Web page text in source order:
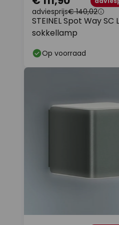
STEINEL Spot Way SC
sokkellamp
adviesprijs€ 140,02
Op voorraad